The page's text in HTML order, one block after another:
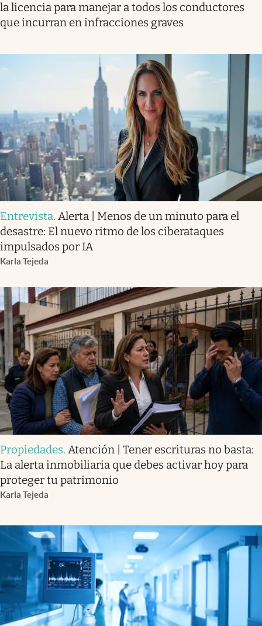
la licencia para manejar a todos los conductores
que incurran en infracciones graves
Entrevista. Alerta | Menos de un minuto para el
desastre: El nuevo ritmo de los ciberataques
impulsados por IA
Karla Tejeda
Propiedades. Atención | Tener escrituras no basta:
La alerta inmobiliaria que debes activar hoy para
proteger tu patrimonio
Karla Tejeda